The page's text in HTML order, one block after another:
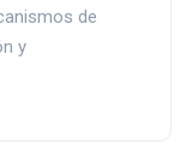
de
y